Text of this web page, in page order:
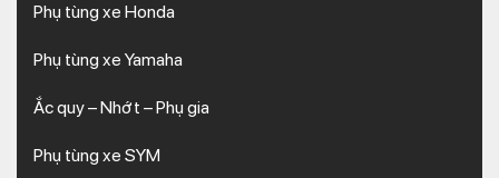
Phụ tùng xe Honda
Phụ tùng xe Yamaha
Ắc quy – Nhớt – Phụ gia
Phụ tùng xe SYM